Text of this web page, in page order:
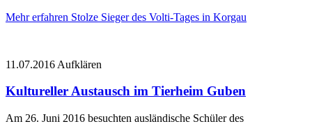
Mehr erfahren Stolze Sieger des Volti-Tages in Korgau
11.07.2016 Aufklären
Kultureller Austausch im Tierheim Guben
Am 26. Juni 2016 besuchten ausländische Schüler des